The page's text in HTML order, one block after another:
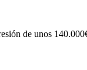
de unos